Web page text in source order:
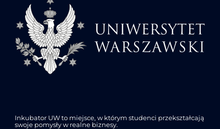
Inkubator UW to miejsce, w którym studenci przekształcają
swoje pomysły w realne biznesy.